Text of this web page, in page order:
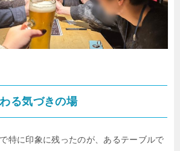
る気づきの場
特に印象に残ったのが、あるテーブルで